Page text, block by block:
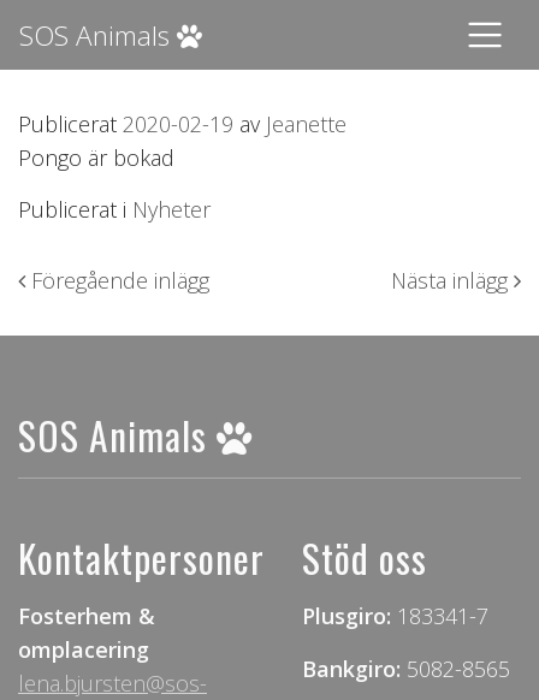
SOS Animals
Publicerat 2020-02-19 av Jeanette
Pongo är bokad
Publicerat i Nyheter
Inläggsnavigering
Föregående inlägg Nästa inlägg
SOS Animals
Kontaktpersoner
Fosterhem &
omplacering
lena.bjursten@sos-
Stöd oss
Plusgiro: 183341-7
Bankgiro: 5082-8565